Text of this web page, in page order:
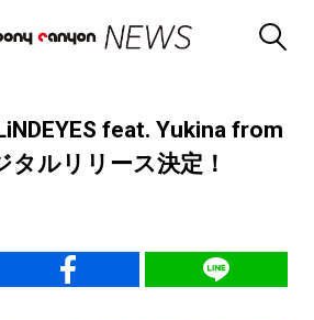
feat. Yukina from
タルリリース決定！